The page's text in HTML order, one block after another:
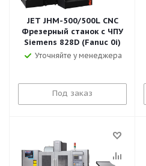
JET JHM-500/500L CNC
Фрезерный станок с ЧПУ
Siemens 828D (Fanuc 0i)
Уточняйте у менеджера
Под заказ